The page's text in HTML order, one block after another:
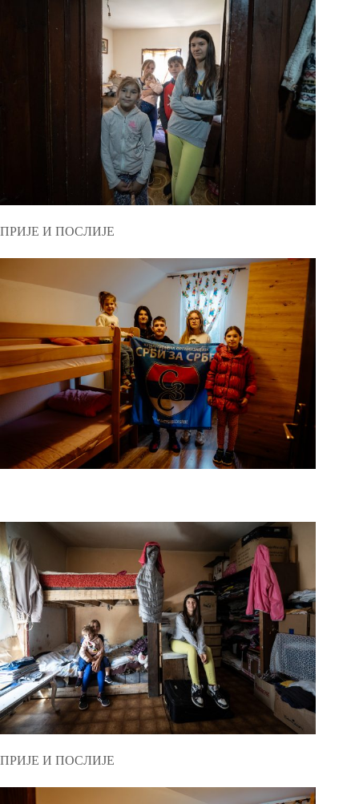
ПРИЈЕ И ПОСЛИЈЕ
ПРИЈЕ И ПОСЛИЈЕ